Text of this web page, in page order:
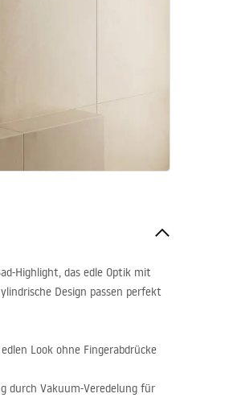
Highlight, das edle Optik mit
Design passen perfekt
Look ohne Fingerabdrücke
durch Vakuum-Veredelung für